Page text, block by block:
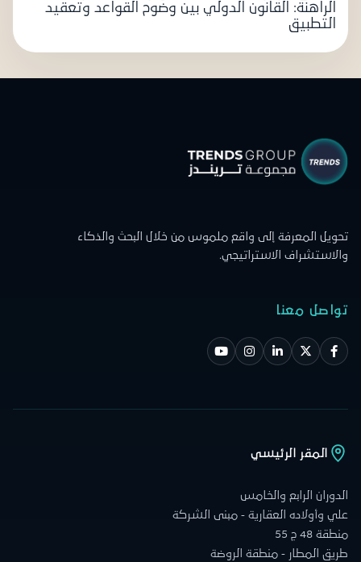
الراهنة: القانون الدولي بين وضوح القواعد وتعقيد
التطبيق
تحويل المعرفة إلى واقع ملموس من خلال البحث والذكاء
والاستشراف الاستراتيجي.
تواصل معنا
المقر الرئيسي
الدوران الرابع والخامس
علي وأولاده العقارية - مبنى الشركة
منطقة 48 ج 55
طريق المطار - منطقة الروضة